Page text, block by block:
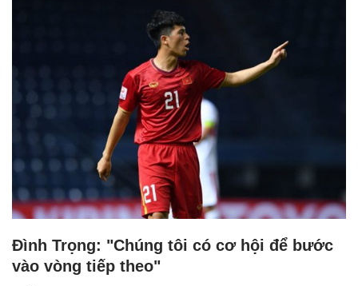
Đình Trọng: "Chúng tôi có cơ hội để bước
vào vòng tiếp theo"